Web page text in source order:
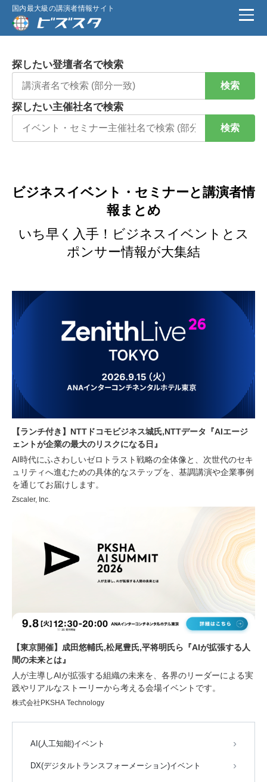
国内最大級の講演者情報サイト
探したい登壇者名で検索
検索
探したい主催社名で検索
検索
ビジネスイベント・セミナーと講演者情
報まとめ
いち早く入手！ビジネスイベントとス
ポンサー情報が大集結
【ランチ付き】NTTドコモビジネス城氏,NTTデータ『AIエージ
ェントが企業の最大のリスクになる日』
AI時代にふさわしいゼロトラスト戦略の全体像と、次世代のセキ
ュリティへ進むための具体的なステップを、基調講演や企業事例
を通じてお届けします。
Zscaler, Inc.
【東京開催】成田悠輔氏,松尾豊氏,平将明氏ら『AIが拡張する人
間の未来とは』
人が主導しAIが拡張する組織の未来を、各界のリーダーによる実
践やリアルなストーリーから考える会場イベントです。
株式会社PKSHA Technology
AI(人工知能)イベント
DX(デジタルトランスフォーメーション)イベント